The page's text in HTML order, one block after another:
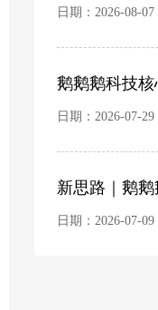
年重新思考“
日期：2026-08-
鹅鹅鹅科技
商 ·
日期：2026-07-
新思路｜鹅
能力矩阵，一
日期：2026-07-